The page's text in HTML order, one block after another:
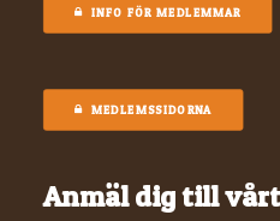
INFO FÖR MEDLEMMAR
MEDLEMSSIDORNA
Anmäl dig till